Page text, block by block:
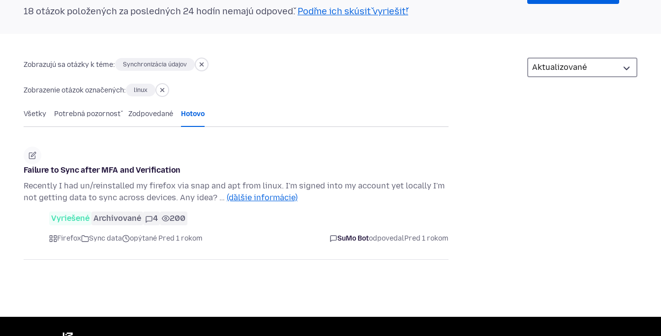
18 otázok položených za posledných 24 hodín nemajú odpoveď.Poďme ich skúsiť vyriešiť!
Zobrazujú sa otázky k téme: Synchronizácia údajov
Zobrazenie otázok označených: linux
Všetky Potrebná pozornosť Zodpovedané Hotovo
Failure to Sync after MFA and Verification
Recently I had un/reinstalled my firefox via snap and apt from linux. I'm signed into my account yet locally I'm
not getting data to sync across devices. Any idea? … (ďalšie informácie)
Vyriešené Archivované 4 200
Firefox Sync data opýtané Pred 1 rokom SuMo BotodpovedalPred 1 rokom